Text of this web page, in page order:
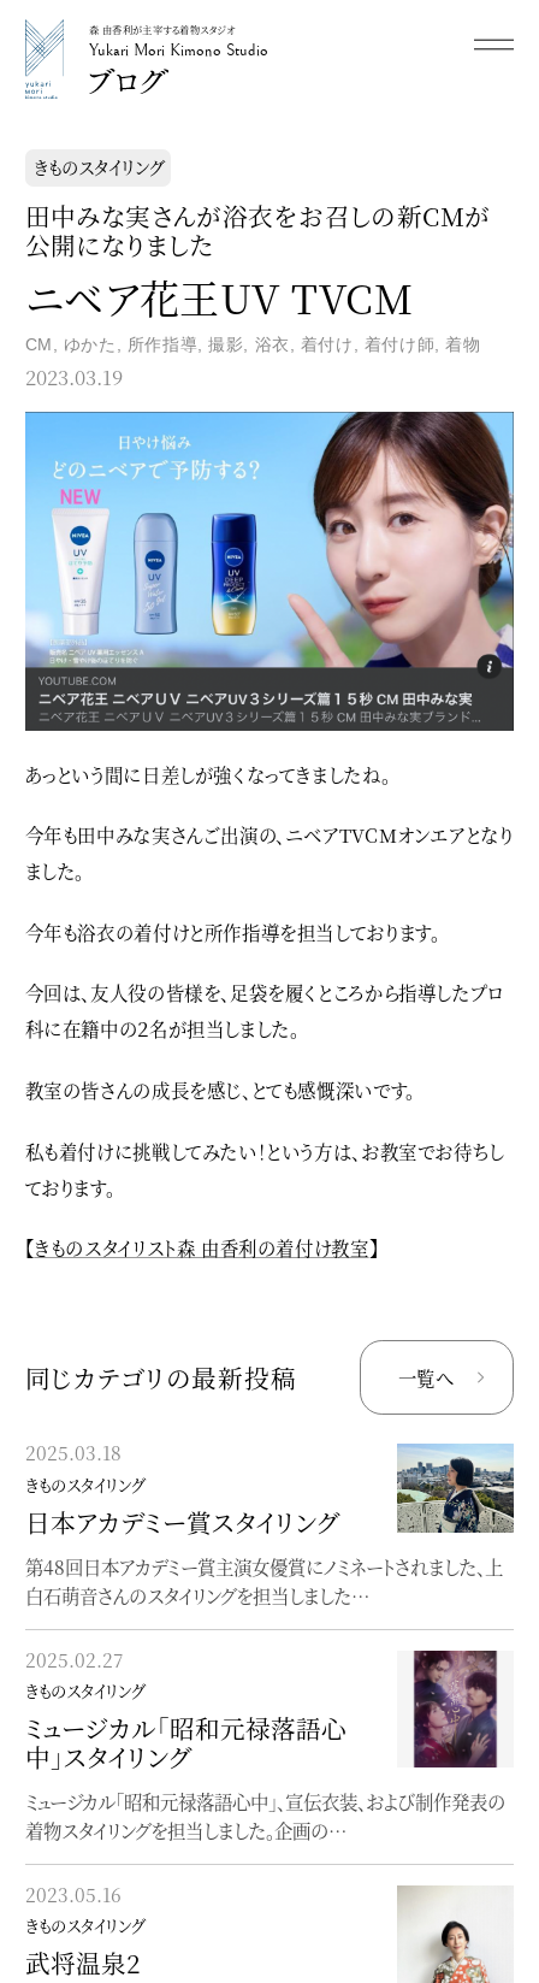
Yukari Mori Kimono Studio
森 由香利が主宰する着物スタジオ
Yukari Mori Kimono Studio メニュー
きものスタイリング
田中みな実さんが浴衣をお召しの新CMが
公開になりました
ニベア花王UV TVCM
CM ゆかた 所作指導 ,撮影 浴衣 着付け 着付け師 ,着物
2023.03.19
あっという間に日差しが強くなってきましたね。
今年も田中みな実さんご出演の、ニベアTVCMオンエアとなり
ました。
今年も浴衣の着付けと所作指導を担当しております。
今回は、友人役の皆様を、足袋を履くところから指導したプロ
科に在籍中の２名が担当しました。
教室の皆さんの成長を感じ、とても感慨深いです。
私も着付けに挑戦してみたい！という方は、お教室でお待ちし
ております。
【きものスタイリスト森 由香利の着付け教室】
同じカテゴリの最新投稿 一覧へ
2025.03.18
きものスタイリング
日本アカデミー賞スタイリング
第48回日本アカデミー賞主演女優賞にノミネートされました、上
白石萌音さんのスタイリングを担当しました…
2025.02.27
きものスタイリング
ミュージカル「昭和元禄落語心
中」スタイリング
ミュージカル「昭和元禄落語心中」、宣伝衣装、および制作発表の
着物スタイリングを担当しました。企画の…
2023.05.16
きものスタイリング
武将温泉2
2023.04.16
きものスタイリング
「おとなの浴衣、はじめます」
お手伝いした山崎陽子さんのゆかた本が発売になりました
2023.03.19
きものスタイリング
ニベア花王UV TVCM
田中みな実さんが浴衣をお召しの新CMが公開になりました
2023.02.12
きものスタイリング
最上級の品と艶！和美人メイク
が公開
小田切ヒロさんのHIROBEAUTYCHANNELで着物メイク